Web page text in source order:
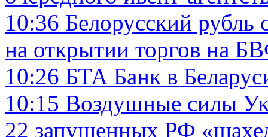
10:36 Белорусский
на открытии торгов на
10:26 БТА Банк в
10:15 Воздушные силы
22 запущенных РФ